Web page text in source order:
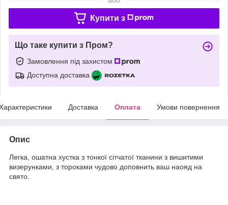
Купити з
Що таке купити з Пром?
Замовлення під захистом
Доступна доставка
Доставка Оплата Умови повернення
Опис
Легка, ошатна хустка з тонкої сітчатої тканини з вишитими
визерунками, з тороками чудово доповнить ваш наояд на
свято.